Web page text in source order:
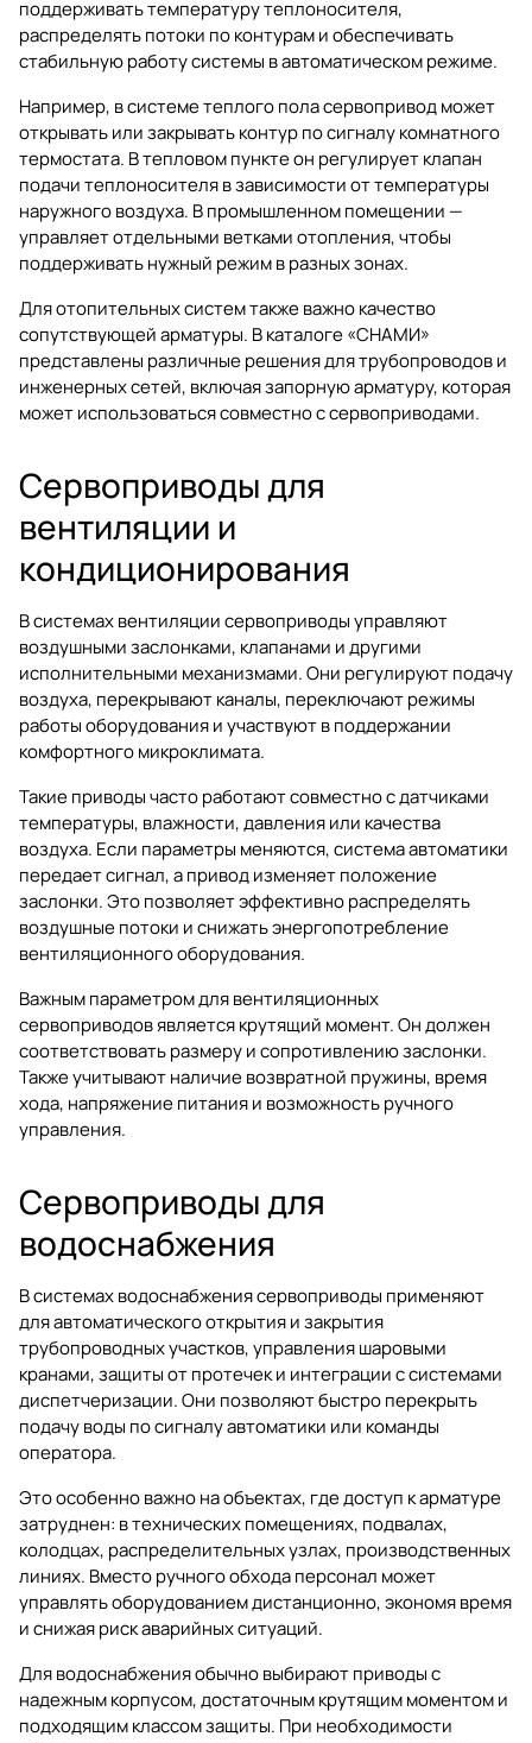
поддерживать температуру теплоносителя,
распределять потоки по контурам и обеспечивать
стабильную работу системы в автоматическом режиме.
Например, в системе теплого пола сервопривод может
открывать или закрывать контур по сигналу комнатного
термостата. В тепловом пункте он регулирует клапан
подачи теплоносителя в зависимости от температуры
наружного воздуха. В промышленном помещении —
управляет отдельными ветками отопления, чтобы
поддерживать нужный режим в разных зонах.
Для отопительных систем также важно качество
сопутствующей арматуры. В каталоге «СНАМИ»
представлены различные решения для трубопроводов и
инженерных сетей, включаязапорную арматуру, которая
может использоваться совместно с сервоприводами.
Сервоприводы для
вентиляции и
кондиционирования
В системах вентиляции сервоприводы управляют
воздушными заслонками, клапанами и другими
исполнительными механизмами. Они регулируют подачу
воздуха, перекрывают каналы, переключают режимы
работы оборудования и участвуют в поддержании
комфортного микроклимата.
Такие приводы часто работают совместно с датчиками
температуры, влажности, давления или качества
воздуха. Если параметры меняются, система автоматики
передает сигнал, а привод изменяет положение
заслонки. Это позволяет эффективно распределять
воздушные потоки и снижать энергопотребление
вентиляционного оборудования.
Важным параметром для вентиляционных
сервоприводов является крутящий момент. Он должен
соответствовать размеру и сопротивлению заслонки.
Также учитывают наличие возвратной пружины, время
хода, напряжение питания и возможность ручного
управления.
Сервоприводы для
водоснабжения
В системах водоснабжения сервоприводы применяют
для автоматического открытия и закрытия
трубопроводных участков, управления шаровыми
кранами, защиты от протечек и интеграции с системами
диспетчеризации. Они позволяют быстро перекрыть
подачу воды по сигналу автоматики или команды
оператора.
Это особенно важно на объектах, где доступ к арматуре
затруднен: в технических помещениях, подвалах,
колодцах, распределительных узлах, производственных
линиях. Вместо ручного обхода персонал может
управлять оборудованием дистанционно, экономя время
и снижая риск аварийных ситуаций.
Для водоснабжения обычно выбирают приводы с
надежным корпусом, достаточным крутящим моментом и
подходящим классом защиты. При необходимости